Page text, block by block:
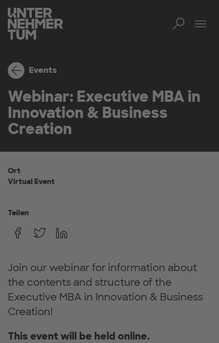
Events
Webinar: Executive MBA in
Innovation & Business
Creation
Ort
Virtual Event
Teilen
Join our webinar for information about
the contents and structure of the
Executive MBA in Innovation & Business
Creation!
This event will be held online.